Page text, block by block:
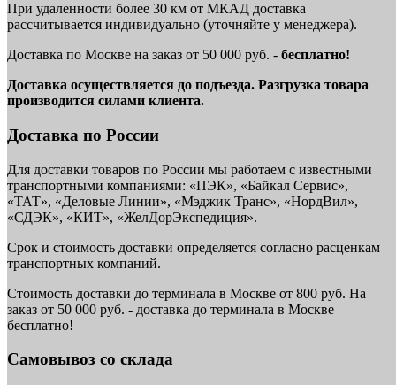
При удаленности более 30 км от МКАД доставка
рассчитывается индивидуально (уточняйте у менеджера).
Доставка по Москве на заказ от 50 000 руб. - бесплатно!
Доставка осуществляется до подъезда. Разгрузка товара
производится силами клиента.
Доставка по России
Для доставки товаров по России мы работаем с известными
транспортными компаниями: «ПЭК», «Байкал Сервис»,
«ТАТ», «Деловые Линии», «Мэджик Транс», «НордВил»,
«СДЭК», «КИТ», «ЖелДорЭкспедиция».
Срок и стоимость доставки определяется согласно расценкам
транспортных компаний.
Стоимость доставки до терминала в Москве от 800 руб. На
заказ от 50 000 руб. - доставка до терминала в Москве
бесплатно!
Самовывоз со склада